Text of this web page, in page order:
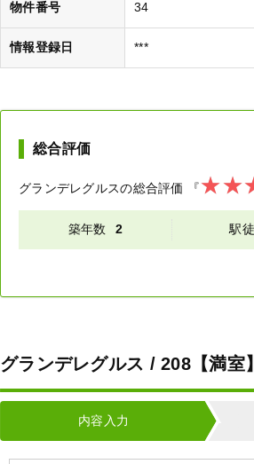
物件番号 34
情報登録日 ***
総合評価
グランデレグルスの総合評価 『
築年数 2 駅
グランデレグルス / 208【満室
内容入力